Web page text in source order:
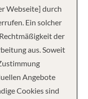
Webseite] durch
Ein solcher
der
aus. Soweit
Angebote
Cookies sind